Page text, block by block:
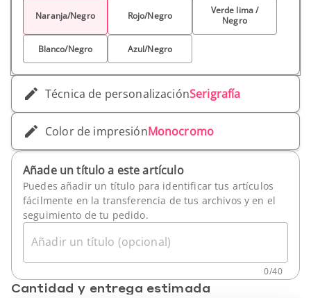
Naranja/Negro Rojo/Negro
Verde lima /
Negro
Blanco/Negro Azul/Negro
Técnica de personalizaciónSerigrafía
Color de impresiónMonocromo
Añade un título a este artículo
Puedes añadir un título para identificar tus artículos
fácilmente en la transferencia de tus archivos y en el
seguimiento de tu pedido.
Añadir un título (opcional)
0/40
Cantidad y entrega estimada